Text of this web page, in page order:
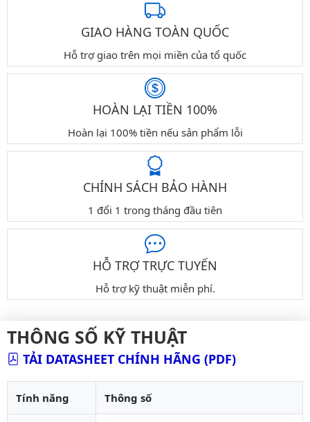
GIAO HÀNG TOÀN QUỐC
Hỗ trợ giao trên mọi miền của tổ quốc
HOÀN LẠI TIỀN 100%
Hoàn lại 100% tiền nếu sản phẩm lỗi
CHÍNH SÁCH BẢO HÀNH
1 đổi 1 trong tháng đầu tiên
HỖ TRỢ TRỰC TUYẾN
Hỗ trợ kỹ thuật miễn phí.
THÔNG SỐ KỸ THUẬT
TẢI DATASHEET CHÍNH HÃNG (PDF)
Tính năng Thông số